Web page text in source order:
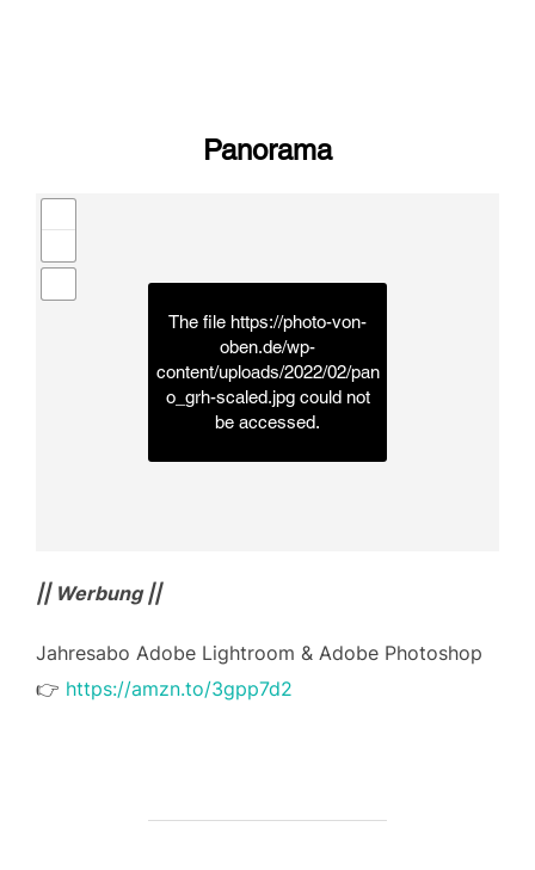
Panorama
The file https://photo-von-
oben.de/wp-
content/uploads/2022/02/pan
o_grh-scaled.jpgcould not
be accessed.
|| Werbung ||
Jahresabo Adobe Lightroom & Adobe Photoshop
👉 https://amzn.to/3gpp7d2